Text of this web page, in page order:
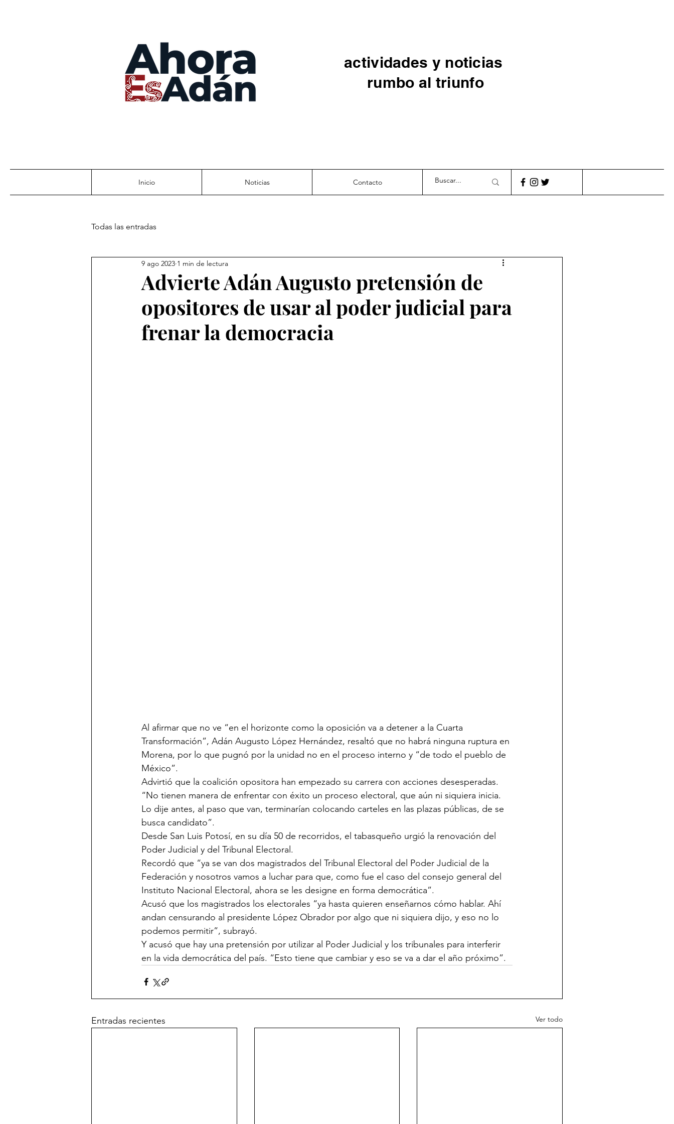
actividades y noticias
rumbo al triunfo
Inicio Noticias Contacto
Todas las entradas
Advierte Adán Augusto pretensión de
opositores de usar al poder judicial para
frenar la democracia
9 ago 2023 1 min de lectura
Al afirmar que no ve “en el horizonte como la oposición va a detener a la Cuarta
Transformación”, Adán Augusto López Hernández, resaltó que no habrá ninguna ruptura en
Morena, por lo que pugnó por la unidad no en el proceso interno y “de todo el pueblo de
México”.
Advirtió que la coalición opositora han empezado su carrera con acciones desesperadas.
“No tienen manera de enfrentar con éxito un proceso electoral, que aún ni siquiera inicia.
Lo dije antes, al paso que van, terminarían colocando carteles en las plazas públicas, de se
busca candidato”.
Desde San Luis Potosí, en su día 50 de recorridos, el tabasqueño urgió la renovación del
Poder Judicial y del Tribunal Electoral.
Recordó que “ya se van dos magistrados del Tribunal Electoral del Poder Judicial de la
Federación y nosotros vamos a luchar para que, como fue el caso del consejo general del
Instituto Nacional Electoral, ahora se les designe en forma democrática”.
Acusó que los magistrados los electorales “ya hasta quieren enseñarnos cómo hablar. Ahí
andan censurando al presidente López Obrador por algo que ni siquiera dijo, y eso no lo
podemos permitir”, subrayó.
Y acusó que hay una pretensión por utilizar al Poder Judicial y los tribunales para interferir
en la vida democrática del país. “Esto tiene que cambiar y eso se va a dar el año próximo”.
Entradas recientes Ver todo